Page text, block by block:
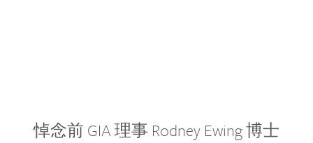
悼念前 GIA 理事 Rodney Ewing 博士